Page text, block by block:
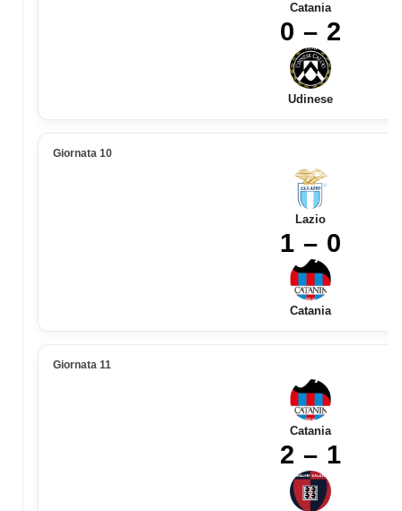
Catania
0 – 2
Udinese
Giornata 10
Lazio
1 – 0
Catania
Giornata 11
Catania
2 – 1